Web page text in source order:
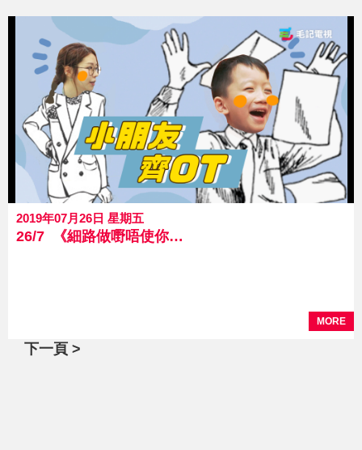
2019年07月26日 星期五
26/7 《細路做嘢唔使你教》 第3集 「小朋友齊OT」
MORE
下一頁 >